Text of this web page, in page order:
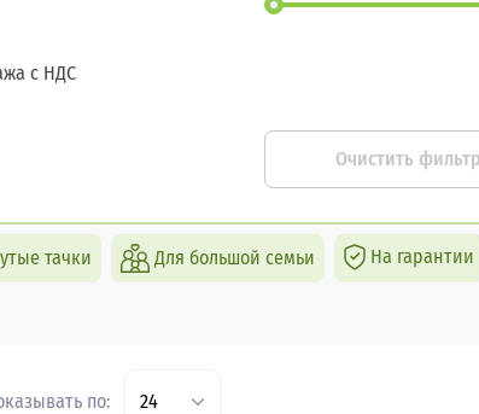
с НДС
Очистить
тачки Для большой семьи На гарантии
по: 24